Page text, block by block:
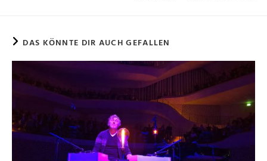
DAS KÖNNTE DIR AUCH GEFALLEN